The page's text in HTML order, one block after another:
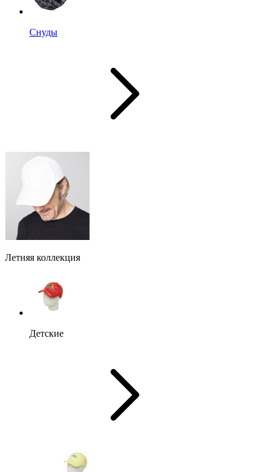
Снуды
Летняя коллекция
Детские